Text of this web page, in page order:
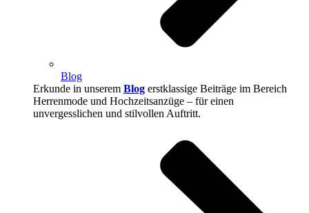
Blog
Erkunde in unserem Blog erstklassige Beiträge im Bereich
Herrenmode und Hochzeitsanzüge – für einen
unvergesslichen und stilvollen Auftritt.